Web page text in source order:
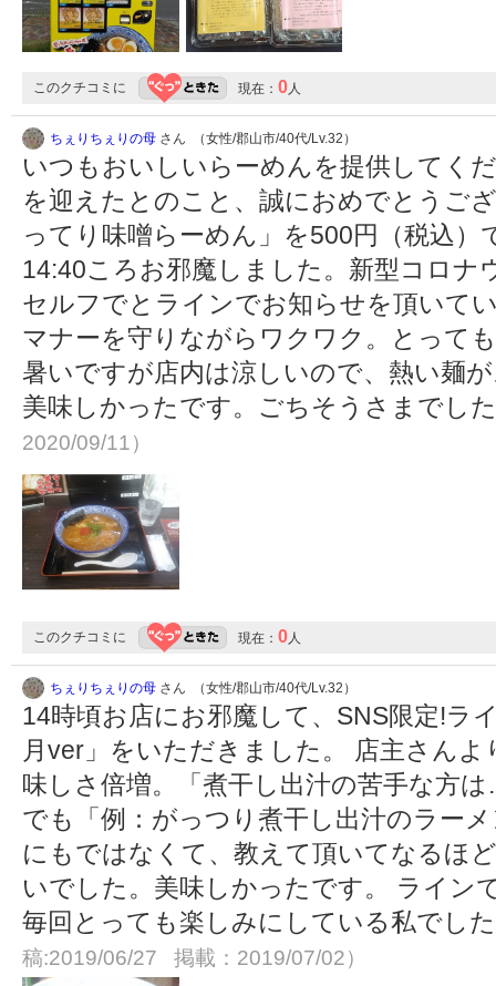
このクチコミに 現在： 0人
ちぇりちぇりの母 さん （女性/郡山市/40代/Lv.32）
いつもおいしいらーめんを提供してく
を迎えたとのこと、誠におめでとうご
ってり味噌らーめん」を500円（税込
14:40ころお邪魔しました。新型コロナ
セルフでとラインでお知らせを頂いて
マナーを守りながらワクワク。とって
暑いですが店内は涼しいので、熱い麺
美味しかったです。ごちそうさまでし
2020/09/11）
このクチコミに 現在： 0人
ちぇりちぇりの母 さん （女性/郡山市/40代/Lv.32）
14時頃お店にお邪魔して、SNS限定!ラ
月ver」をいただきました。 店主さん
味しさ倍増。「煮干し出汁の苦手な方
でも「例：がっつり煮干し出汁のラー
にもではなくて、教えて頂いてなるほ
いでした。美味しかったです。 ライン
毎回とっても楽しみにしている私でし
稿:2019/06/27 掲載：2019/07/02）